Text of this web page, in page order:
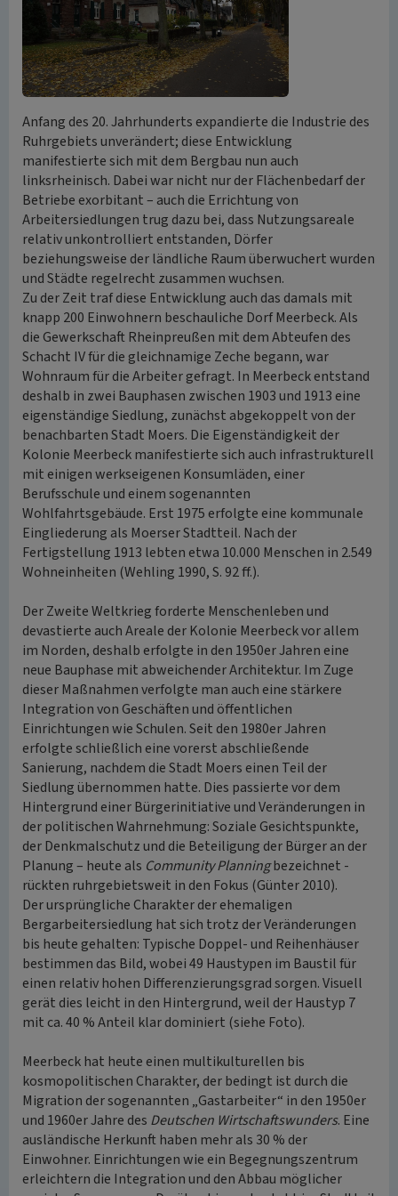
Anfang des 20. Jahrhunderts expandierte die Industrie des
Ruhrgebiets unverändert; diese Entwicklung
manifestierte sich mit dem Bergbau nun auch
linksrheinisch. Dabei war nicht nur der Flächenbedarf der
Betriebe exorbitant – auch die Errichtung von
Arbeitersiedlungen trug dazu bei, dass Nutzungsareale
relativ unkontrolliert entstanden, Dörfer
beziehungsweise der ländliche Raum überwuchert wurden
und Städte regelrecht zusammen wuchsen.
Zu der Zeit traf diese Entwicklung auch das damals mit
knapp 200 Einwohnern beschauliche Dorf Meerbeck. Als
die Gewerkschaft Rheinpreußen mit dem Abteufen des
Schacht IV für die gleichnamige Zeche begann, war
Wohnraum für die Arbeiter gefragt. In Meerbeck entstand
deshalb in zwei Bauphasen zwischen 1903 und 1913 eine
eigenständige Siedlung, zunächst abgekoppelt von der
benachbarten Stadt Moers. Die Eigenständigkeit der
Kolonie Meerbeck manifestierte sich auch infrastrukturell
mit einigen werkseigenen Konsumläden, einer
Berufsschule und einem sogenannten
Wohlfahrtsgebäude. Erst 1975 erfolgte eine kommunale
Eingliederung als Moerser Stadtteil. Nach der
Fertigstellung 1913 lebten etwa 10.000 Menschen in 2.549
Wohneinheiten (Wehling 1990, S. 92 ff.).
Der Zweite Weltkrieg forderte Menschenleben und
devastierte auch Areale der Kolonie Meerbeck vor allem
im Norden, deshalb erfolgte in den 1950er Jahren eine
neue Bauphase mit abweichender Architektur. Im Zuge
dieser Maßnahmen verfolgte man auch eine stärkere
Integration von Geschäften und öffentlichen
Einrichtungen wie Schulen. Seit den 1980er Jahren
erfolgte schließlich eine vorerst abschließende
Sanierung, nachdem die Stadt Moers einen Teil der
Siedlung übernommen hatte. Dies passierte vor dem
Hintergrund einer Bürgerinitiative und Veränderungen in
der politischen Wahrnehmung: Soziale Gesichtspunkte,
der Denkmalschutz und die Beteiligung der Bürger an der
Planung – heute als Community Planningbezeichnet -
rückten ruhrgebietsweit in den Fokus (Günter 2010).
Der ursprüngliche Charakter der ehemaligen
Bergarbeitersiedlung hat sich trotz der Veränderungen
bis heute gehalten: Typische Doppel- und Reihenhäuser
bestimmen das Bild, wobei 49 Haustypen im Baustil für
einen relativ hohen Differenzierungsgrad sorgen. Visuell
gerät dies leicht in den Hintergrund, weil der Haustyp 7
mit ca. 40 % Anteil klar dominiert (siehe Foto).
Meerbeck hat heute einen multikulturellen bis
kosmopolitischen Charakter, der bedingt ist durch die
Migration der sogenannten „Gastarbeiter“ in den 1950er
und 1960er Jahre des Deutschen Wirtschaftswunders. Eine
ausländische Herkunft haben mehr als 30 % der
Einwohner. Einrichtungen wie ein Begegnungszentrum
erleichtern die Integration und den Abbau möglicher